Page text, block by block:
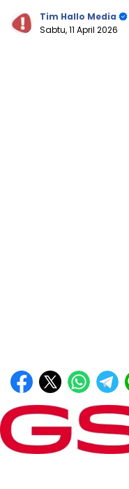
Tim Hallo Media
Sabtu, 11 April 2026